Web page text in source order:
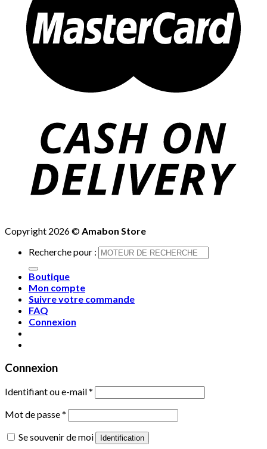
Copyright 2026 ©Amabon Store
Recherche pour :
Boutique
Mon compte
Suivre votre commande
FAQ
Connexion
Connexion
Identifiant ou e-mail*
Mot de passe*
Se souvenir de moi
Identification